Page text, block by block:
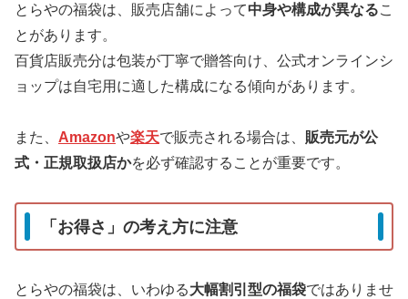
とらやの福袋は、販売店舗によって中身や構成が異なるこ
とがあります。
百貨店販売分は包装が丁寧で贈答向け、公式オンラインシ
ョップは自宅用に適した構成になる傾向があります。
また、 Amazonや楽天で販売される場合は、 販売元が公
式・正規取扱店かを必ず確認することが重要です。
「お得さ」の考え方に注意
とらやの福袋は、いわゆる大幅割引型の福袋ではありませ